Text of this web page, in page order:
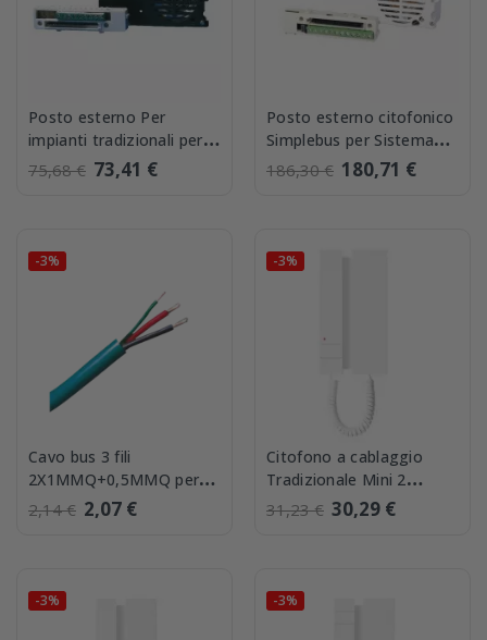
Posto esterno Per
impianti tradizionali per
pulsantiere Comelit Ikall
1610
75,68 € 73,41 €
Posto esterno citofonico
Simplebus per Sistema
Ikall Comelit 1622
186,30 € 180,71 €
-3%
Cavo bus 3 fili
2X1MMQ+0,5MMQ per
impianti SimpleHOme
Comelit 20002101
2,14 € 2,07 €
-3%
Citofono a cablaggio
Tradizionale Mini 2
Pulsanti Comelit 2702W
31,23 € 30,29 €
-3% -3%